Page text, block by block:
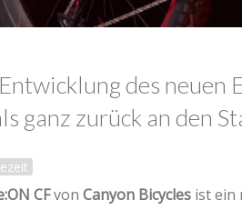
des neuen
ganz zurück an den
CFvon Canyon Bicycles ist ein